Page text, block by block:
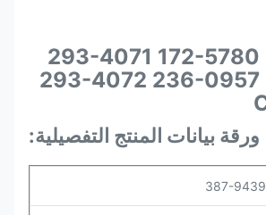
387-9439 172-5780 293-4071
387-9484 236-0957 293-4072
ورقة بيانات المنتج التفصيلية:
387-9439